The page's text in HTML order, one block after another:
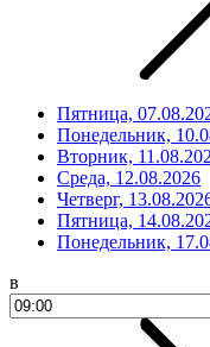
Пятница,
Понедельник,
Вторник,
Среда, 12.08.2026
Четверг,
Пятница,
Понедельник,
в